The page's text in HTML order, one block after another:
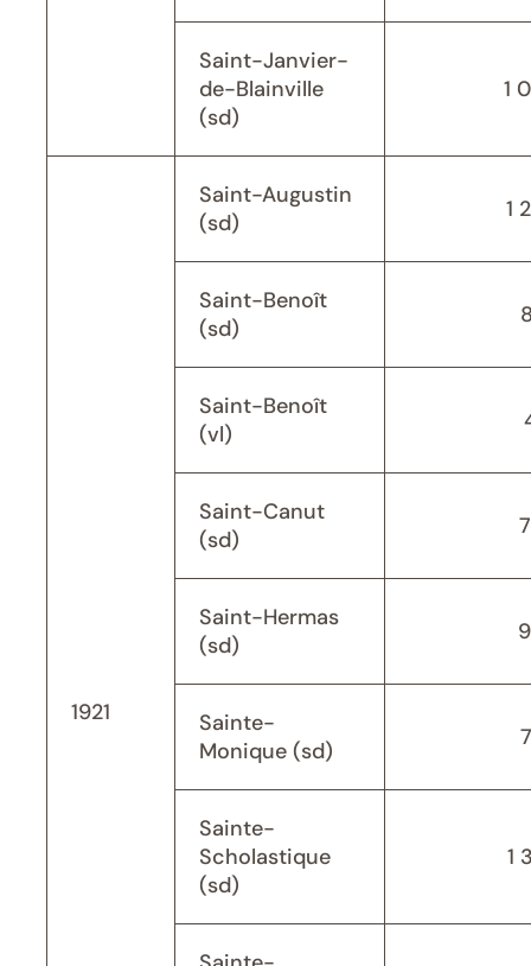
Saint-Janvier-
de-Blainville
(sd)
1
1921
Saint-Augustin
(sd)
1
Saint-Benoît
(sd)
Saint-Benoît
(vl)
Saint-Canut
(sd)
Saint-Hermas
(sd)
Sainte-
Monique (sd)
Sainte-
Scholastique
(sd)
1